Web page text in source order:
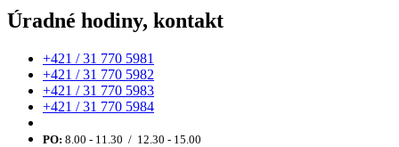
Úradné hodiny, kontakt
+421 / 31 770 5981
+421 / 31 770 5982
+421 / 31 770 5983
+421 / 31 770 5984
PO: 8.00 - 11.30 / 12.30 - 15.00